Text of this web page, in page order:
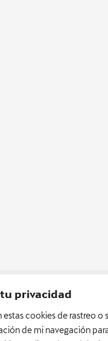
privacidad
cookies de rastreo o
de mi navegación